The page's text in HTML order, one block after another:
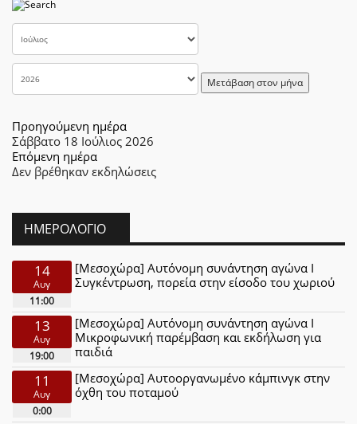
Μετάβαση στον μήνα
Προηγούμενη ημέρα
Σάββατο 18 Ιούλιος 2026
Επόμενη ημέρα
Δεν βρέθηκαν εκδηλώσεις
ΗΜΕΡΟΛΌΓΙΟ
14
Αυγ
11:00
[Μεσοχώρα] Αυτόνομη συνάντηση αγώνα Ι
Συγκέντρωση, πορεία στην είσοδο του χωριού
13
Αυγ
19:00
[Μεσοχώρα] Αυτόνομη συνάντηση αγώνα Ι
Μικροφωνική παρέμβαση και εκδήλωση για
παιδιά
11
Αυγ
0:00
[Μεσοχώρα] Αυτοοργανωμένο κάμπινγκ στην
όχθη του ποταμού